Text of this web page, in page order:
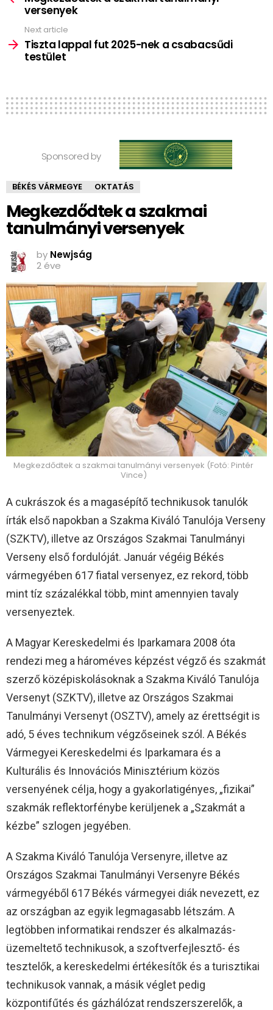
versenyek
Next article
Tiszta lappal fut 2025-nek a csabacsűdi
testület
Sponsored by
BÉKÉS VÁRMEGYE OKTATÁS
Megkezdődtek a szakmai
tanulmányi versenyek
by Newjság
2 éve
Megkezdődtek a szakmai tanulmányi versenyek (Fotó: Pintér
Vince)
A cukrászok és a magasépítő technikusok tanulók
írták első napokban a Szakma Kiváló Tanulója Verseny
(SZKTV), illetve az Országos Szakmai Tanulmányi
Verseny első fordulóját. Január végéig Békés
vármegyében 617 fiatal versenyez, ez rekord, több
mint tíz százalékkal több, mint amennyien tavaly
versenyeztek.
A Magyar Kereskedelmi és Iparkamara 2008 óta
rendezi meg a hároméves képzést végző és szakmát
szerző középiskolásoknak a Szakma Kiváló Tanulója
Versenyt (SZKTV), illetve az Országos Szakmai
Tanulmányi Versenyt (OSZTV), amely az érettségit is
adó, 5 éves technikum végzőseinek szól. A Békés
Vármegyei Kereskedelmi és Iparkamara és a
Kulturális és Innovációs Minisztérium közös
versenyének célja, hogy a gyakorlatigényes, „fizikai”
szakmák reflektorfénybe kerüljenek a „Szakmát a
kézbe” szlogen jegyében.
A Szakma Kiváló Tanulója Versenyre, illetve az
Országos Szakmai Tanulmányi Versenyre Békés
vármegyéből 617 Békés vármegyei diák nevezett, ez
az országban az egyik legmagasabb létszám. A
legtöbben informatikai rendszer és alkalmazás-
üzemeltető technikusok, a szoftverfejlesztő- és
tesztelők, a kereskedelmi értékesítők és a turisztikai
technikusok vannak, a másik véglet pedig
központifűtés és gázhálózat rendszerszerelők, a